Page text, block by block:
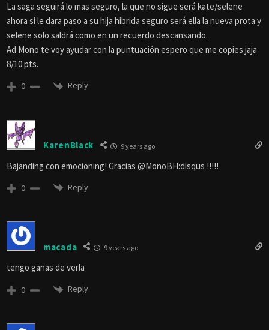
La saga seguirá lo mas seguro, la que no sigue será kate/selene
ahora si le dara paso a su hija hibrida seguro será ella la nueva prota y
selene solo saldrá como en un recuerdo descansando.
Ad Mono te voy ayudar con la puntuación espero que me copies jaja
8/10 pts.
0 Reply
KarenBlack 9 years ago
Bajanding con emocioning! Gracias @MonoBH:disqus !!!!!
0 Reply
macada 9 years ago
tengo ganas de verla
0 Reply